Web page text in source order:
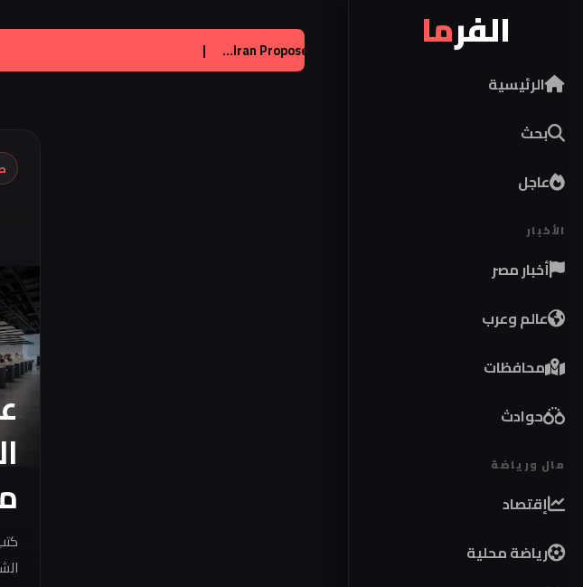
الفرما
الرئيسية
بحث
عاجل
الأخبار
أخبار مصر
عالم وعرب
محافظات
حوادث
مال ورياضة
إقتصاد
رياضة محلية
يحصل على تراخيص لإنتاج صواريخ باتريوت | عالم:Proposes Oman to Manage Part of Strait...